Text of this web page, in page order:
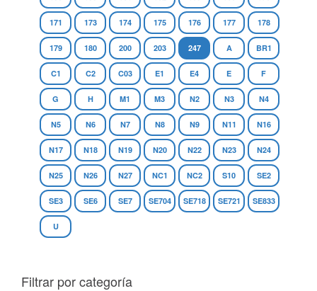
171 173 174 175 176 177 178
179 180 200 203 247 A BR1
C1 C2 C03 E1 E4 E F
G H M1 M3 N2 N3 N4
N5 N6 N7 N8 N9 N11 N16
N17 N18 N19 N20 N22 N23 N24
N25 N26 N27 NC1 NC2 S10 SE2
SE3 SE6 SE7 SE704 SE718 SE721 SE833
U
Filtrar por categoría